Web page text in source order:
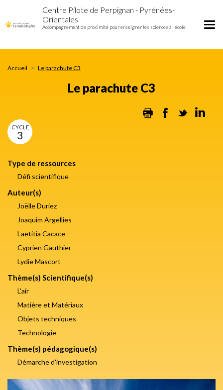
C3contenu
Centre Pilote de Perpignan - Pyrénées-
Orientales
Accompagnement de proximité pour enseigner les sciences à l’école
Accueil Le parachute C3
Le parachute C3
Print Facebook
Twitter
CYCLE
3
Type de ressources
Défi scientifique
Auteur(s)
Joëlle Duriez
Joaquim Argellies
Laetitia Cacace
Cyprien Gauthier
Lydie Mascort
Thème(s) Scientifique(s)
L'air
Matière et Matériaux
Objets techniques
Technologie
Thème(s) pédagogique(s)
Démarche d'investigation